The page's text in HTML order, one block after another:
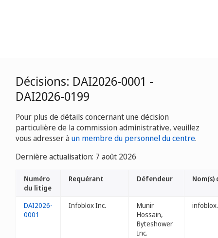
Décisions: DAI2026-0001 -
DAI2026-0199
Pour plus de détails concernant une décision
particulière de la commission administrative, veuillez
vous adresser àun membre du personnel du centre.
Dernière actualisation: 7 août 2026
Numéro
du litige
Requérant Défendeur Nom(s)
DAI2026-
0001
Infoblox Inc.
Munir
Hossain,
Byteshower
Inc.